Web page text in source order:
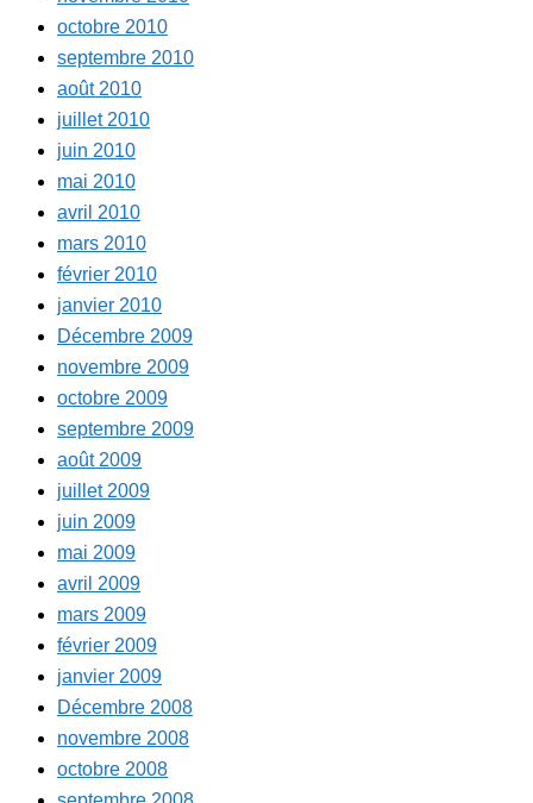
octobre 2010
septembre 2010
août 2010
juillet 2010
juin 2010
mai 2010
avril 2010
mars 2010
février 2010
janvier 2010
Décembre 2009
novembre 2009
octobre 2009
septembre 2009
août 2009
juillet 2009
juin 2009
mai 2009
avril 2009
mars 2009
février 2009
janvier 2009
Décembre 2008
novembre 2008
octobre 2008